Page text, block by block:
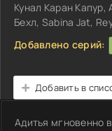
Кунал Каран
Бехл, Sabina Jat,
Добавлено серий:
Добавить в
Адитья мгновенно